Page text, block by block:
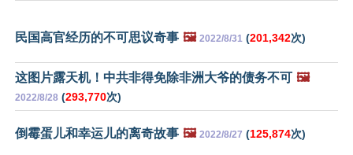
民国高官经历的不可思议奇事 🖼️ 2022/8/31 (201,342次)
这图片露天机！中共非得免除非洲大爷的债务不可 🖼️
2022/8/28 (293,770次)
倒霉蛋儿和幸运儿的离奇故事 🖼️ 2022/8/27 (125,874次)